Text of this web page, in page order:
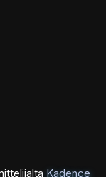
Kadence